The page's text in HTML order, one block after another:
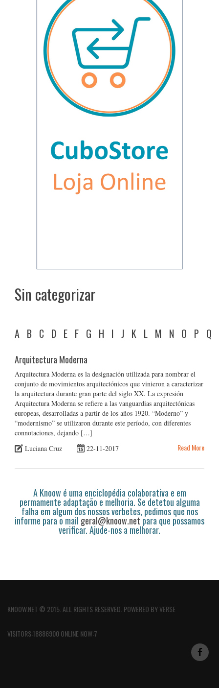
Sin categorizar
A B C D E F G H I J K L M N O P Q
Arquitectura Moderna
Arquitectura Moderna es la designación utilizada para nombrar el
conjunto de movimientos arquitectónicos que vinieron a caracterizar
la arquitectura durante gran parte del siglo XX. La expresión
Arquitectura Moderna se refiere a las vanguardias arquitectónicas
europeas, desarrolladas a partir de los años 1920. “Moderno” y
“modernismo” se utilizaron durante este período, con diferentes
connotaciones, dejando […]
Luciana Cruz
22-11-2017 Read More
A Knoow é uma enciclopédia colaborativa e em
permamente adaptação e melhoria. Se detetou alguma
falha em algum dos nossos verbetes, pedimos que nos
informe para o mail geral@knoow.netpara que possamos
verificar. Ajude-nos a melhorar.
KNOOW.NET © 2015. ALL RIGHTS RESERVED. POWERED BYVERSE
VISITORS:18886900 ONLINE NOW:7